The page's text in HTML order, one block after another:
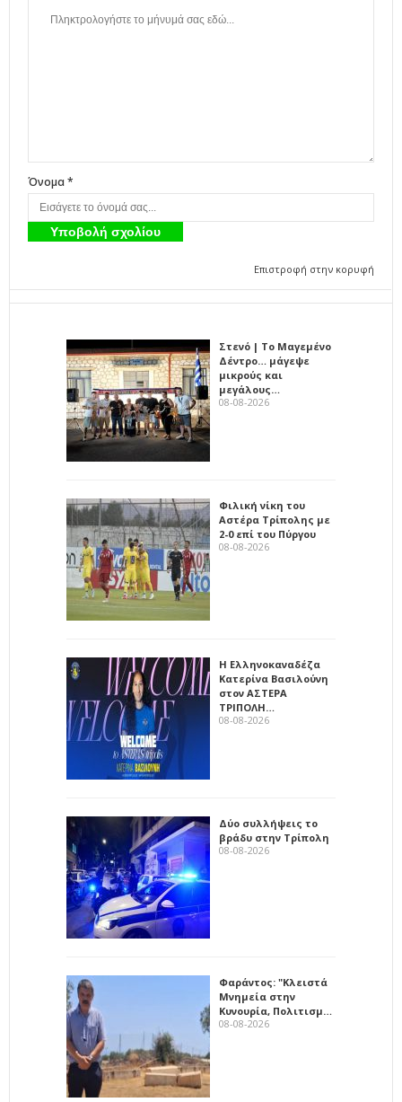
Όνομα *
Επιστροφή στην κορυφή
Στενό | Το Μαγεμένο
Δέντρο… μάγεψε
μικρούς και
μεγάλους…
08-08-2026
Φιλική νίκη του
Αστέρα Τρίπολης με
2-0 επί του Πύργου
08-08-2026
Η Ελληνοκαναδέζα
Κατερίνα Βασιλούνη
στον ΑΣΤΕΡΑ
ΤΡΙΠΟΛΗ…
08-08-2026
Δύο συλλήψεις το
βράδυ στην Τρίπολη
08-08-2026
Φαράντος: "Κλειστά
Μνημεία στην
Κυνουρία, Πολιτισμ…
08-08-2026